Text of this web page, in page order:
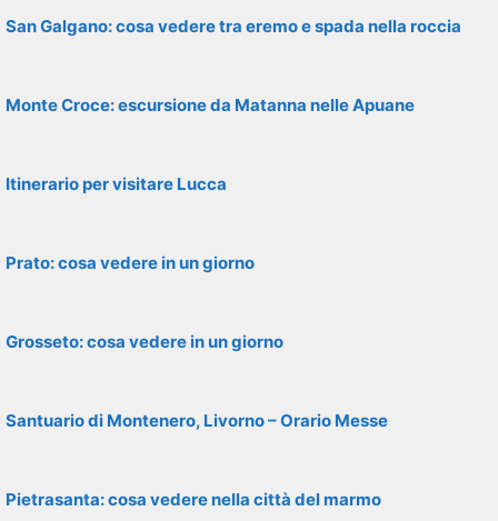
San Galgano: cosa vedere tra eremo e spada nella roccia
Monte Croce: escursione da Matanna nelle Apuane
Itinerario per visitare Lucca
Prato: cosa vedere in un giorno
Grosseto: cosa vedere in un giorno
Santuario di Montenero, Livorno – Orario Messe
Pietrasanta: cosa vedere nella città del marmo